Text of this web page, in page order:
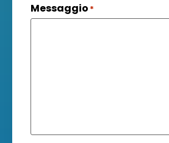
Messaggio *